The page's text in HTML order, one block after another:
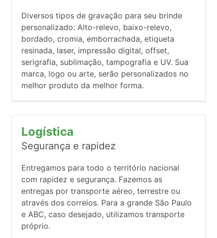
Diversos tipos de gravação para seu brinde
personalizado: Alto-relevo, baixo-relevo,
bordado, cromia, emborrachada, etiqueta
resinada, laser, impressão digital, offset,
serigrafia, sublimação, tampografia e UV. Sua
marca, logo ou arte, serão personalizados no
melhor produto da melhor forma.
Logística
Segurança e rapidez
Entregamos para todo o território nacional
com rapidez e segurança. Fazemos as
entregas por transporte aéreo, terrestre ou
através dos correios. Para a grande São Paulo
e ABC, caso desejado, utilizamos transporte
próprio.